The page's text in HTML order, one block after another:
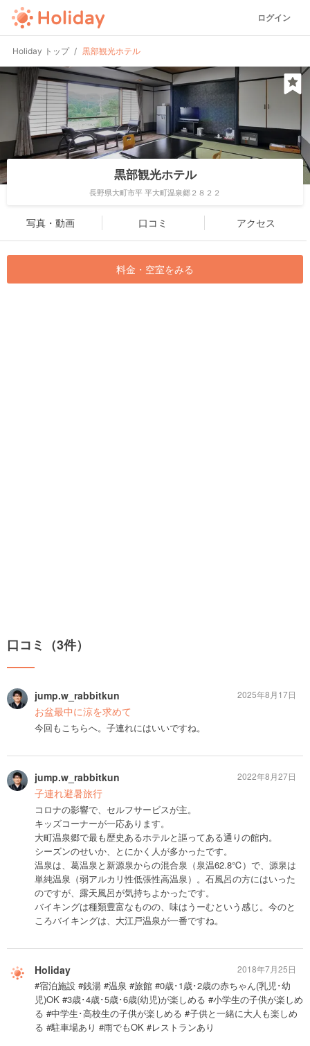
ログイン
Holiday トップ 黒部観光ホテル
黒部観光ホテル
長野県大町市平 平大町温泉郷２８２２
写真・動画 口コミ アクセス
料金・空室をみる
口コミ（3件）
jump.w_rabbitkun
お盆最中に涼を求めて
今回もこちらへ。子連れにはいいですね。
2025年8月17日
jump.w_rabbitkun
子連れ避暑旅行
コロナの影響で、セルフサービスが主。
キッズコーナーが一応あります。
大町温泉郷で最も歴史あるホテルと謳ってある通りの館内。
シーズンのせいか、とにかく人が多かったです。
温泉は、葛温泉と新源泉からの混合泉（泉温62.8℃）で、源泉は
単純温泉（弱アルカリ性低張性高温泉）。石風呂の方にはいった
のですが、露天風呂が気持ちよかったです。
バイキングは種類豊富なものの、味はうーむという感じ。今のと
ころバイキングは、大江戸温泉が一番ですね。
2022年8月27日
Holiday
#宿泊施設 #銭湯 #温泉 #旅館 #0歳･1歳･2歳の赤ちゃん(乳児･幼
児)OK #3歳･4歳･5歳･6歳(幼児)が楽しめる #小学生の子供が楽しめ
る #中学生･高校生の子供が楽しめる #子供と一緒に大人も楽しめ
る #駐車場あり #雨でもOK #レストランあり
2018年7月25日